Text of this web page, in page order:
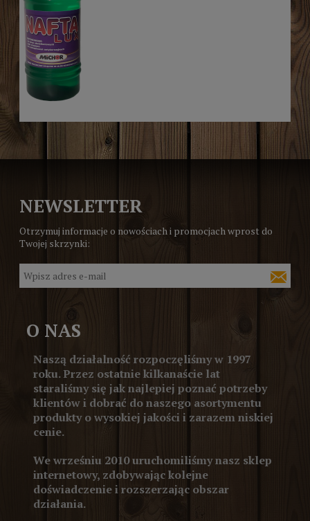
NEWSLETTER
Otrzymuj informacje o nowościach i promocjach wprost do
Twojej skrzynki:
O NAS
Naszą działalność rozpoczęliśmy w 1997
roku. Przez ostatnie kilkanaście lat
staraliśmy się jak najlepiej poznać potrzeby
klientów i dobrać do naszego asortymentu
produkty o wysokiej jakości i zarazem niskiej
cenie.
We wrześniu 2010 uruchomiliśmy nasz sklep
internetowy, zdobywając kolejne
doświadczenie i rozszerzając obszar
działania.